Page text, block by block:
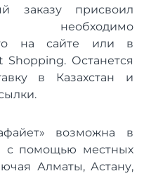
заказу присвоил
необходимо
на сайте или в
Останется
в Казахстан и
возможна в
с помощью местных
Алматы, Астану,